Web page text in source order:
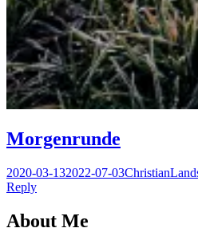
Morgenrunde
Posted
on
2020-03-132022-07-03Author
Christian
Reply
About Me